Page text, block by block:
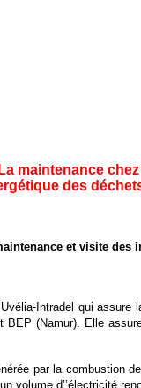
La maintenance
des
et visite des
Intradel qui
(Namur). Elle
par la combustion
d’’électricité